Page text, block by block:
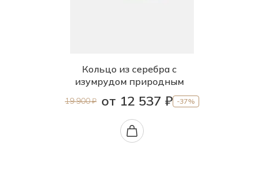
Кольцо из серебра с
изумрудом природным
19 900 ₽ от 12 537 ₽ -37%